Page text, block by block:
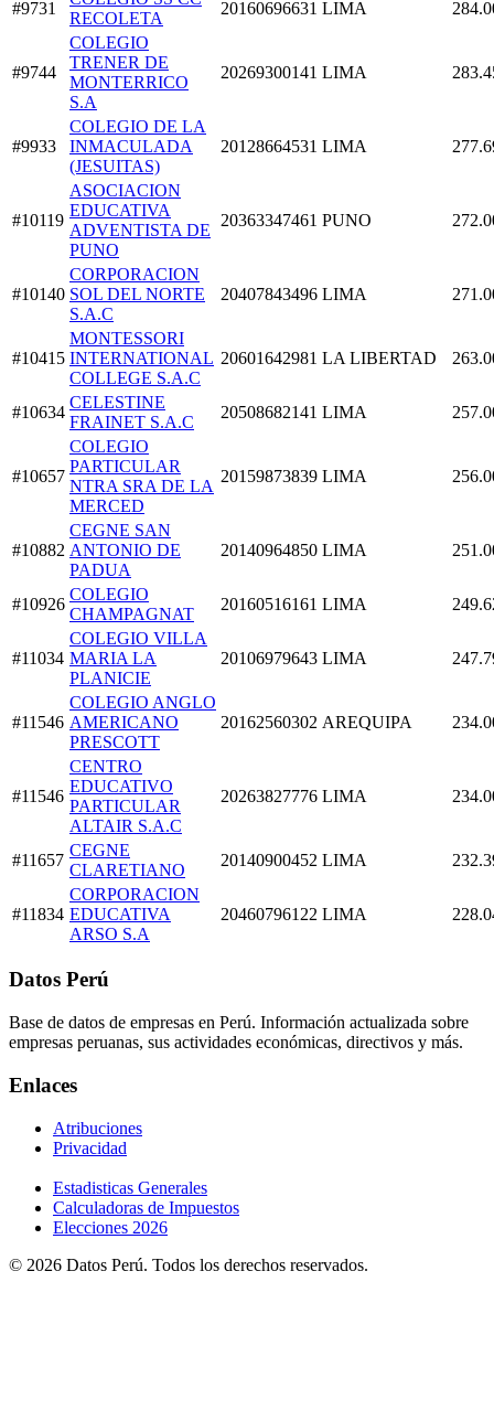
#9731
RECOLETA
20160696631 LIMA
#9744
COLEGIO
TRENER DE
MONTERRICO
S.A
20269300141 LIMA
#9933
COLEGIO DE LA
INMACULADA
(JESUITAS)
20128664531 LIMA
#10119
ASOCIACION
EDUCATIVA
ADVENTISTA DE
PUNO
20363347461 PUNO
#10140
CORPORACION
SOL DEL NORTE
S.A.C
20407843496 LIMA
#10415
MONTESSORI
INTERNATIONAL
COLLEGE S.A.C
20601642981 LA LIBERTAD
#10634
CELESTINE
FRAINET S.A.C
20508682141 LIMA
#10657
COLEGIO
PARTICULAR
NTRA SRA DE LA
MERCED
20159873839 LIMA
#10882
CEGNE SAN
ANTONIO DE
PADUA
20140964850 LIMA
#10926
COLEGIO
CHAMPAGNAT
20160516161 LIMA
#11034
COLEGIO VILLA
MARIA LA
PLANICIE
20106979643 LIMA
#11546
COLEGIO ANGLO
AMERICANO
PRESCOTT
20162560302 AREQUIPA
#11546
CENTRO
EDUCATIVO
PARTICULAR
ALTAIR S.A.C
20263827776 LIMA
#11657
CEGNE
CLARETIANO
20140900452 LIMA
#11834
CORPORACION
EDUCATIVA
ARSO S.A
20460796122 LIMA
Datos Perú
Base de datos de empresas en Perú. Información actualizada sobre
empresas peruanas, sus actividades económicas, directivos y más.
Enlaces
Atribuciones
Privacidad
Estadisticas Generales
Calculadoras de Impuestos
Elecciones 2026
© 2026 Datos Perú. Todos los derechos reservados.